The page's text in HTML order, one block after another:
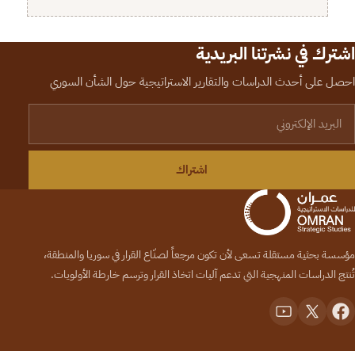
اشترك في نشرتنا البريدية
احصل على أحدث الدراسات والتقارير الاستراتيجية حول الشأن السوري
اشتراك
مؤسسة بحثية مستقلة تسعى لأن تكون مرجعاً لصنّاع القرار في سوريا والمنطقة،
تُنتج الدراسات المنهجية التي تدعم آليات اتخاذ القرار وترسم خارطة الأولويات.